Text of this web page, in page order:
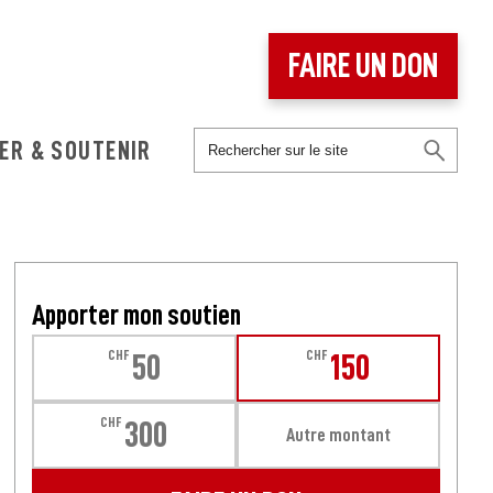
& SOUTENIR
FAIRE UN DON
Apporter mon soutien
CHF 50 CHF 150
CHF 300 Autre montant